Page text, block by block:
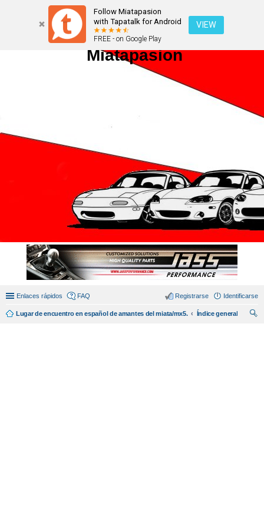
Follow Miatapasion
with Tapatalk for Android
FREE - on Google Play
VIEW
Miatapasion
Enlaces rápidos FAQ Identificarse
Registrarse
Lugar de encuentro en español de amantes del miata/mx5.
Índice general